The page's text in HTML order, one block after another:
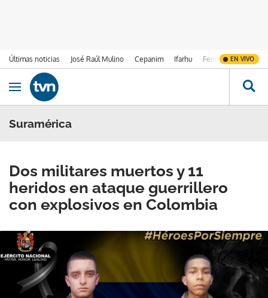
Últimas noticias José Raúl Mulino Cepanim Ifarhu Fenómeno de El
EN VIVO
Ir al contenido
Obrir navegació
Suramérica
Dos militares muertos y 11
heridos en ataque guerrillero
con explosivos en Colombia